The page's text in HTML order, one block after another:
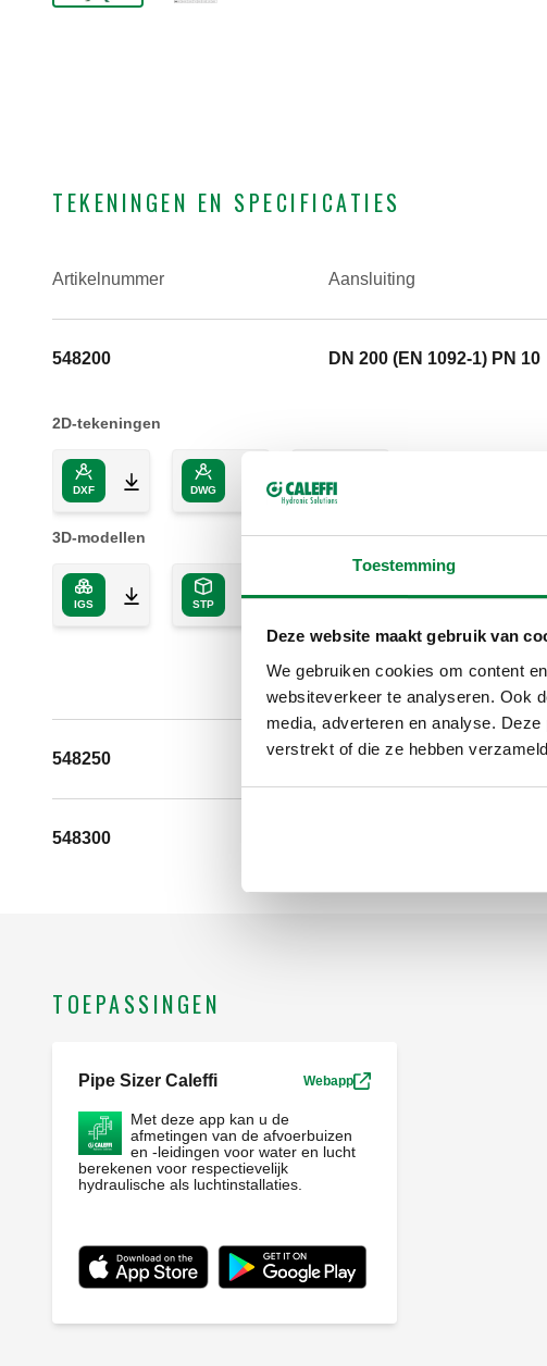
Toestemming
Deze website maakt gebruik van
We gebruiken cookies om content
websiteverkeer te analyseren. Ook
media, adverteren en analyse.
verstrekt of die ze hebben
TEKENINGEN EN SPECIFICATIES
Artikelnummer Aansluiting
548200 DN 200 (EN 1092-1) PN 10
2D-tekeningen
DXF DWG PDF
3D-modellen
IGS STP
548250 DN 250 (EN 1092-1) PN 10
548300
TOEPASSINGEN
Pipe Sizer Caleffi Webapp
Met deze app kan u de
afmetingen van de afvoerbuizen
en -leidingen voor water en lucht
berekenen voor respectievelijk
hydraulische als luchtinstallaties.